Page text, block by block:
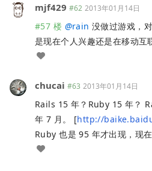
mjf429 #62 2013年01月14日
#57 楼 @rain 没做过游戏，
是现在个人兴趣还是在移动
chucai #63 2013年01月14日
Rails 15 年？Ruby 15 年？
年 7 月。 [http://
Ruby 也是 95 年才出现，现